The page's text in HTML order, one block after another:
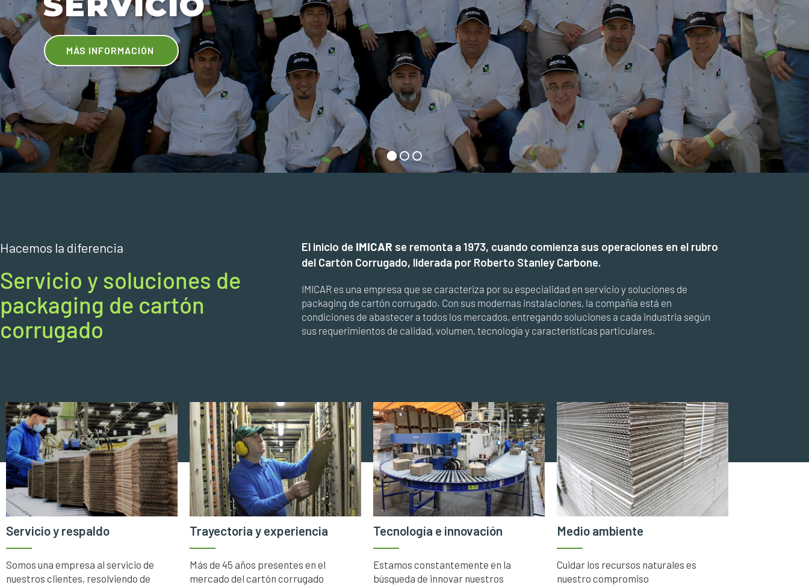
MÁS INFORMACIÓN
Hacemos la diferencia
Servicio y soluciones de
packaging de cartón
corrugado
El inicio de IMICAR se remonta a 1973, cuando comienza sus operaciones en el rubro
del Cartón Corrugado, liderada por Roberto Stanley Carbone.
IMICAR es una empresa que se caracteriza por su especialidad en servicio y soluciones de
packaging de cartón corrugado. Con sus modernas instalaciones, la compañía está en
condiciones de abastecer a todos los mercados, entregando soluciones a cada industria según
sus requerimientos de calidad, volumen, tecnología y características particulares.
Servicio y respaldo
Somos una empresa al servicio de
nuestros clientes, resolviendo de
Trayectoria y experiencia
Más de 45 años presentes en el
mercado del cartón corrugado
Tecnología e innovación
Estamos constantemente en la
búsqueda de innovar nuestros
Medio ambiente
Cuidar los recursos naturales es
nuestro compromiso